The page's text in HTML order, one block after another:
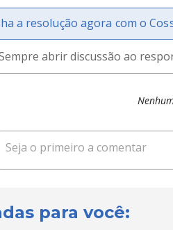
a resolução agora com o
abrir discussão ao
para você: